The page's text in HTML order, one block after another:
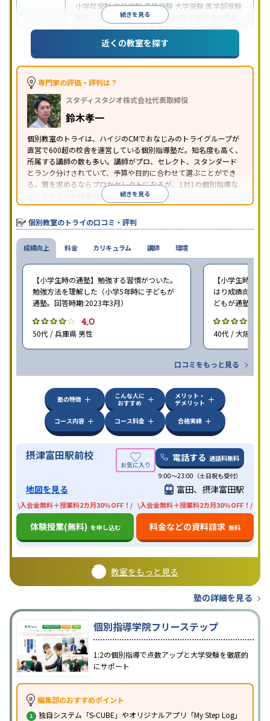
続きを見る
小学校受験中学受験高校受験 大学受験 医学部受験
授業・定期テスト対策
内申点対策
総合型選抜(旧AO)対策推薦入試対策学校別特化対
国公立大対策私大対策 共通テスト対策
語・英会話特化対策その他科目別特化対策
特徴
中高一貫校生に対応
応
学習にPC・タブレットを利用
科目から受講可能季節講習のみの受講可
の子どもに対応
※2023年3月調査。
近くの教室を探す
専門家の評価・評判は？
スタディスタジオ株式会社代表取締役
鈴木孝一
個別教室のトライは、ハイジのCMでおなじみのトライグループが
直営で600超の校舎を運営している個別指導塾だ。知名度も高く、
所属する講師の数も多い。講師がプロ、セレクト、スタンダード
とランク分けされていて、予算や目的に合わせて選ぶことができ
る。質を求めるならプロかセレクトになるが、1対1の個別指導な
のでそれなりの料金になる。続きを見る
個別教室のトライの口コミ・評判
成績向上
【小学生時の通塾】勉強する習慣がついた。
勉強方法を理解した（小学5年時に子どもが
通塾。回答時期:2023年3月）
4.0
50代 / 兵庫県 男性
【小学生時の通
はり成績向上に
どもが通塾。回
40代 / 大阪府 女
口コミをもっと見る
料金 カリキュラム 講師 環境
塾の特徴
こんな人に
おすすめ
メリット・
デメリット
コース内容
コース料金 合格実績
摂津富田駅前校 電話する 通話料無料
9:00～23:00（土日祝も受付）
地図を見る 富田、摂津富田駅
\入会金無料＋授業料2カ月30%OFF！/
体験授業(無料) を申し込む
\入会金無料＋授業料2カ月30%OFF！/
料金などの資料請求 無料
教室をもっと見る
塾の詳細を見る
個別指導学院フリーステップ
1:2の個別指導で点数アップと大学受験を徹底的
にサポート
編集部のおすすめポイント
独自システム「S-CUBE」やオリジナルアプリ「My Step Log」